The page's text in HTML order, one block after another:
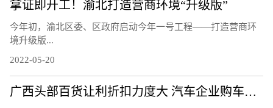
拿证即开工！渝北打造营商环境“升级版”
今年初，渝北区委、区政府启动今年一号工程——打造营商环
境升级版...
2022-05-20
广西头部百货让利折扣力度大 汽车企业购车补贴优惠多